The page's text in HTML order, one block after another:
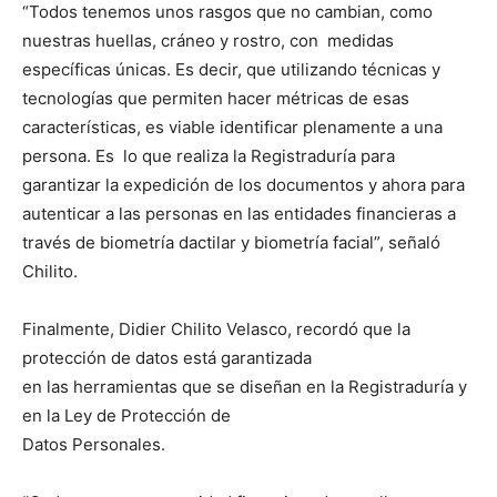
“Todos tenemos unos rasgos que no cambian, como
nuestras huellas, cráneo y rostro, con medidas
específicas únicas. Es decir, que utilizando técnicas y
tecnologías que permiten hacer métricas de esas
características, es viable identificar plenamente a una
persona. Es lo que realiza la Registraduría para
garantizar la expedición de los documentos y ahora para
autenticar a las personas en las entidades financieras a
través de biometría dactilar y biometría facial”, señaló
Chilito.
Finalmente, Didier Chilito Velasco, recordó que la
protección de datos está garantizada
en las herramientas que se diseñan en la Registraduría y
en la Ley de Protección de
Datos Personales.